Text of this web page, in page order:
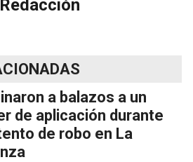
a balazos a un
de aplicación durante
de robo en La